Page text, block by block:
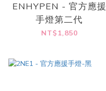
ENHYPEN - 官方應援
手燈第二代
NT$1,850